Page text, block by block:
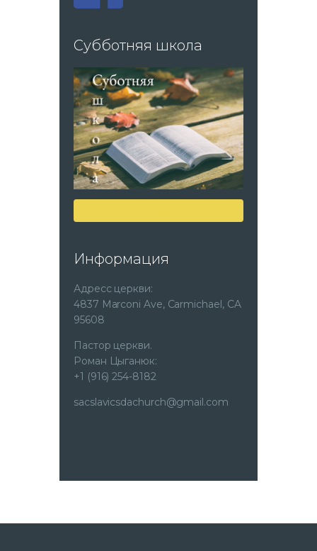
Субботняя школа
Информация
Адресс церкви:
4837 Marconi Ave, Carmichael, CA
95608
Пастор церкви.
Роман Цыганюк:
+1 (916) 254-8182
sacslavicsdachurch@gmail.com